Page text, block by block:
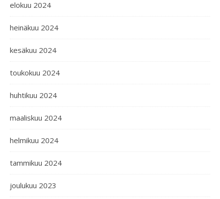
elokuu 2024
heinäkuu 2024
kesäkuu 2024
toukokuu 2024
huhtikuu 2024
maaliskuu 2024
helmikuu 2024
tammikuu 2024
joulukuu 2023